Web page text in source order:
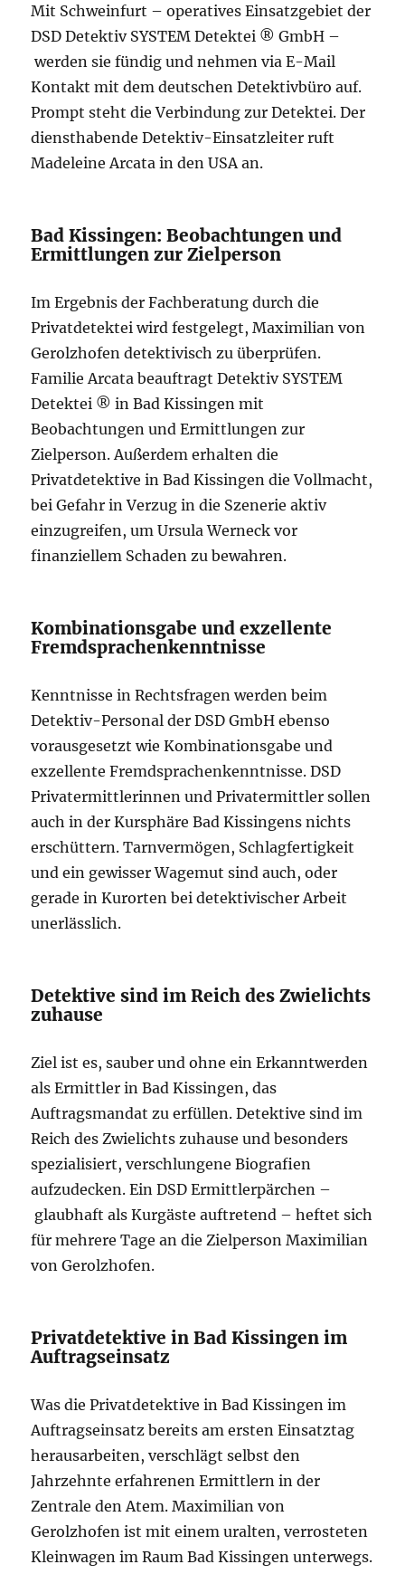
Mit Schweinfurt – operatives Einsatzgebiet der
DSD Detektiv SYSTEM Detektei ® GmbH –
werden sie fündig und nehmen via E-Mail
Kontakt mit dem deutschen Detektivbüro auf.
Prompt steht die Verbindung zur Detektei. Der
diensthabende Detektiv-Einsatzleiter ruft
Madeleine Arcata in den USA an.
Bad Kissingen: Beobachtungen und
Ermittlungen zur Zielperson
Im Ergebnis der Fachberatung durch die
Privatdetektei wird festgelegt, Maximilian von
Gerolzhofen detektivisch zu überprüfen.
Familie Arcata beauftragt Detektiv SYSTEM
Detektei ® in Bad Kissingen mit
Beobachtungen und Ermittlungen zur
Zielperson. Außerdem erhalten die
Privatdetektive in Bad Kissingen die Vollmacht,
bei Gefahr in Verzug in die Szenerie aktiv
einzugreifen, um Ursula Werneck vor
finanziellem Schaden zu bewahren.
Kombinationsgabe und exzellente
Fremdsprachenkenntnisse
Kenntnisse in Rechtsfragen werden beim
Detektiv-Personal der DSD GmbH ebenso
vorausgesetzt wie Kombinationsgabe und
exzellente Fremdsprachenkenntnisse. DSD
Privatermittlerinnen und Privatermittler sollen
auch in der Kursphäre Bad Kissingens nichts
erschüttern. Tarnvermögen, Schlagfertigkeit
und ein gewisser Wagemut sind auch, oder
gerade in Kurorten bei detektivischer Arbeit
unerlässlich.
Detektive sind im Reich des Zwielichts
zuhause
Ziel ist es, sauber und ohne ein Erkanntwerden
als Ermittler in Bad Kissingen, das
Auftragsmandat zu erfüllen. Detektive sind im
Reich des Zwielichts zuhause und besonders
spezialisiert, verschlungene Biografien
aufzudecken. Ein DSD Ermittlerpärchen –
glaubhaft als Kurgäste auftretend – heftet sich
für mehrere Tage an die Zielperson Maximilian
von Gerolzhofen.
Privatdetektive in Bad Kissingen im
Auftragseinsatz
Was die Privatdetektive in Bad Kissingen im
Auftragseinsatz bereits am ersten Einsatztag
herausarbeiten, verschlägt selbst den
Jahrzehnte erfahrenen Ermittlern in der
Zentrale den Atem. Maximilian von
Gerolzhofen ist mit einem uralten, verrosteten
Kleinwagen im Raum Bad Kissingen unterwegs.